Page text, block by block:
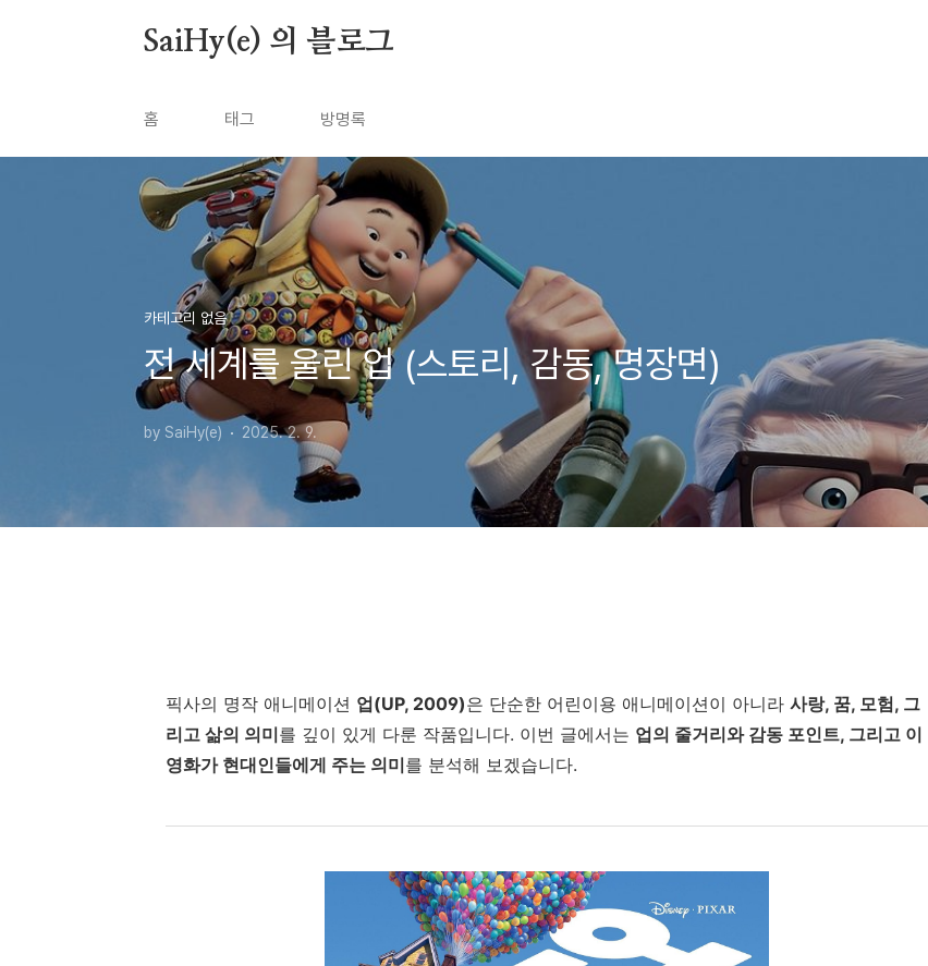
SaiHy(e) 의 블로그
홈 태그 방명록
카테고리 없음
전 세계를 울린 업 (스토리, 감동, 명장면)
by SaiHy(e) 2025. 2. 9.
픽사의 명작 애니메이션 업(UP, 2009)은 단순한 어린이용 애니메이션이 아니라 사랑, 꿈, 모험, 그
리고 삶의 의미를 깊이 있게 다룬 작품입니다. 이번 글에서는 업의 줄거리와 감동 포인트, 그리고 이
영화가 현대인들에게 주는 의미를 분석해 보겠습니다.